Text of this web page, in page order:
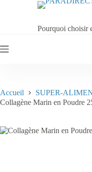
Pourquoi choisir
Accueil SUPER-
Collagène Marin en Poudre